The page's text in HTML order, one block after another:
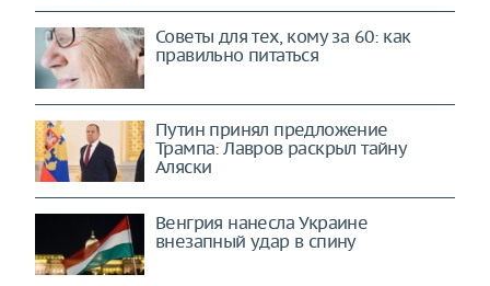
Советы для тех, кому за 60: как
правильно питаться
Путин принял предложение
Трампа: Лавров раскрыл тайну
Аляски
Венгрия нанесла Украине
внезапный удар в спину